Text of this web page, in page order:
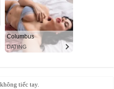
tiếc tay.